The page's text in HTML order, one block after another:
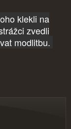
klekli na
zvedli
modlitbu.